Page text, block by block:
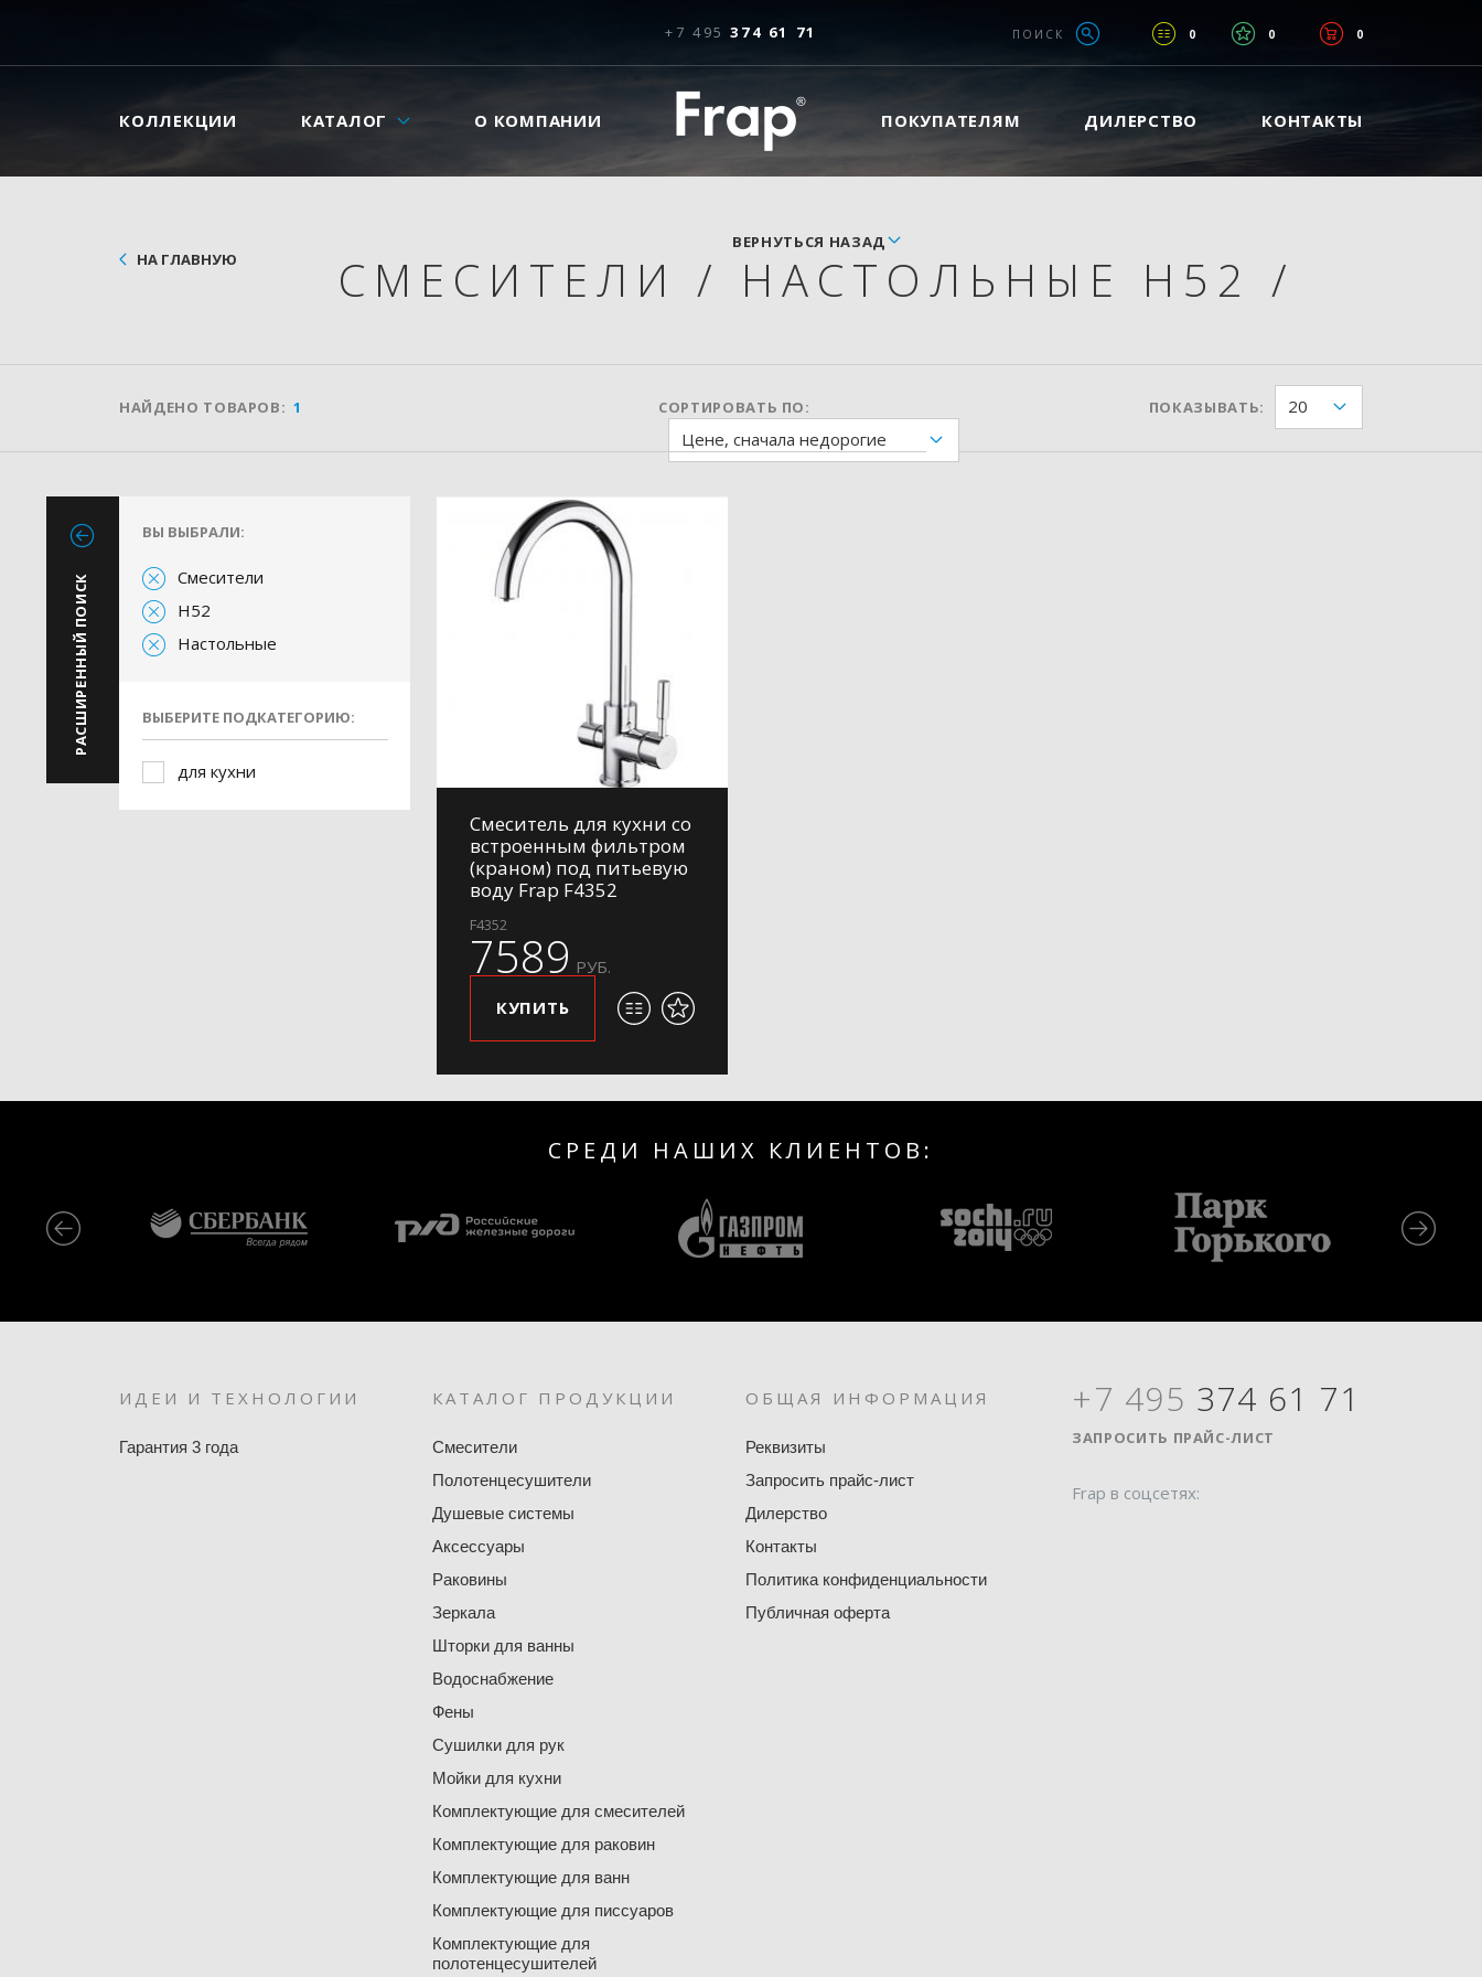
+7 495 374 61 71 0 0 0
ПОИСК
КОЛЛЕКЦИИ КАТАЛОГ О КОМПАНИИ ПОКУПАТЕЛЯМ ДИЛЕРСТВО КОНТАКТЫ
НА ГЛАВНУЮ
ВЕРНУТЬСЯ НАЗАД
СМЕСИТЕЛИ / НАСТОЛЬНЫЕ H52 /
НАЙДЕНО ТОВАРОВ: 1 СОРТИРОВАТЬ ПО:
Цене, сначала недорогие
ПОКАЗЫВАТЬ: 20
РАСШИРЕННЫЙ ПОИСК
ВЫ ВЫБРАЛИ:
Смесители
H52
Настольные
ВЫБЕРИТЕ ПОДКАТЕГОРИЮ:
для кухни
Смеситель для кухни со
встроенным фильтром
(краном) под питьевую
воду Frap F4352
F4352
7589 РУБ.
КУПИТЬ
СРЕДИ НАШИХ КЛИЕНТОВ:
ИДЕИ И ТЕХНОЛОГИИ
Гарантия 3 года
КАТАЛОГ ПРОДУКЦИИ
Смесители
Полотенцесушители
Душевые системы
Аксессуары
Раковины
Зеркала
Шторки для ванны
Водоснабжение
Фены
Сушилки для рук
Мойки для кухни
Комплектующие для смесителей
Комплектующие для раковин
Комплектующие для ванн
Комплектующие для писсуаров
Комплектующие для
полотенцесушителей
ОБЩАЯ ИНФОРМАЦИЯ
Реквизиты
Запросить прайс-лист
Дилерство
Контакты
Политика конфиденциальности
Публичная оферта
+7 495 374 61 71
ЗАПРОСИТЬ ПРАЙС-ЛИСТ
Frap в соцсетях: